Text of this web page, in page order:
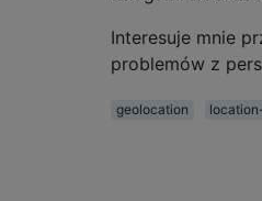
Interesuje mnie
problemów z
geolocation